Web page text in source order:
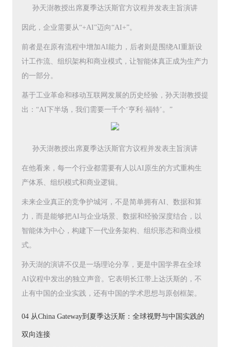
孙天澍教授出席夏季达沃斯官方议程并发表主旨演讲
因此，企业需要从“+AI”迈向“AI+”。
前者是在原有流程中增加AI能力，后者则是围绕AI重新设
计工作流、组织架构和商业模式，让智能体真正成为生产力
的一部分。
基于工业革命和移动互联网发展的历史经验，孙天澍教授提
出：“AI下半场，我们需要一千个‘亨利·福特’。”
孙天澍教授出席夏季达沃斯官方议程并发表主旨演讲
在他看来，每一个行业都需要有人以AI原生的方式重构生
产体系、组织模式和商业逻辑。
未来企业真正的竞争护城河，不是简单拥有AI、数据和算
力，而是能够把AI与企业场景、数据和经验深度结合，以
智能体为中心，构建下一代业务架构、组织形态和商业模
式。
孙天澍的演讲不仅是一场理论分享，更是中国学界在全球
AI议程中发出的独立声音。它表明长江带上达沃斯的，不
止有中国的企业实践，还有中国的学术思想与原创框架。
04 从China Gateway到夏季达沃斯：全球视野与中国实践的
双向连接